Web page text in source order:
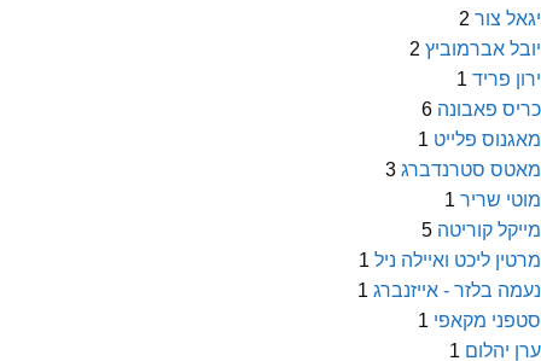
יגאל צור 2
יובל אברמוביץ 2
ירון פריד 1
כריס פאבונה 6
מאגנוס פלייט 1
מאטס סטרנדברג 3
מוטי שריר 1
מייקל קוריטה 5
מרטין ליכט ואיילה ניל 1
נעמה בלזר - אייזנברג 1
סטפני מקאפי 1
ערן יהלום 1